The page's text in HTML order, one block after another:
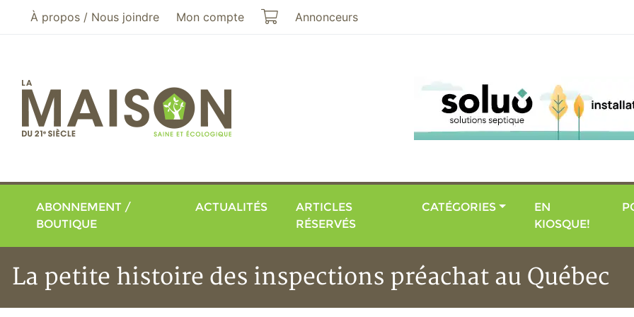
Aller au menu principal
Aller au contenu principal
À propos / Nous joindre Mon compte Mon panier
Annonceurs
ABONNEMENT /
BOUTIQUE
ACTUALITÉS
ARTICLES
RÉSERVÉS
CATÉGORIES
EN
KIOSQUE!
La petite histoire des inspections préachat au Québec